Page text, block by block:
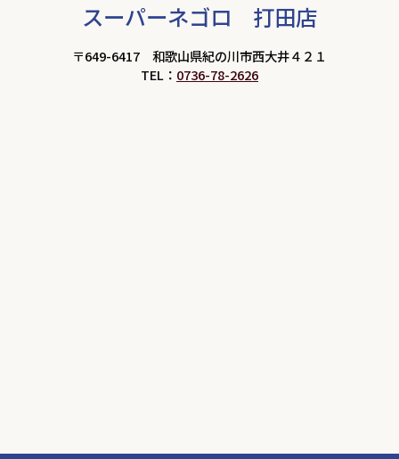
スーパーネゴロ 打田店
〒649-6417 和歌山県紀の川市西大井４２１
TEL： 0736-78-2626